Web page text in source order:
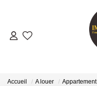
Accueil A louer Appartement